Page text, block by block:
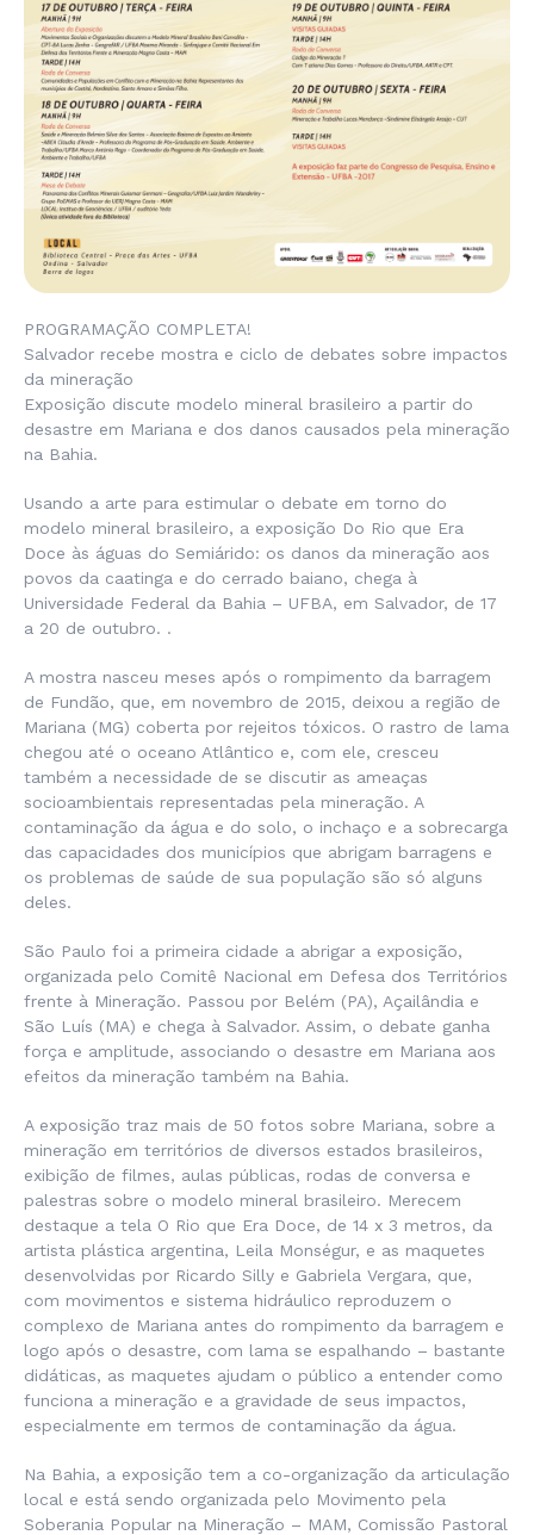
PROGRAMAÇÃO COMPLETA!
Salvador recebe mostra e ciclo de debates sobre impactos
da mineração
Exposição discute modelo mineral brasileiro a partir do
desastre em Mariana e dos danos causados pela mineração
na Bahia.
Usando a arte para estimular o debate em torno do
modelo mineral brasileiro, a exposição Do Rio que Era
Doce às águas do Semiárido: os danos da mineração aos
povos da caatinga e do cerrado baiano, chega à
Universidade Federal da Bahia – UFBA, em Salvador, de 17
a 20 de outubro. .
A mostra nasceu meses após o rompimento da barragem
de Fundão, que, em novembro de 2015, deixou a região de
Mariana (MG) coberta por rejeitos tóxicos. O rastro de lama
chegou até o oceano Atlântico e, com ele, cresceu
também a necessidade de se discutir as ameaças
socioambientais representadas pela mineração. A
contaminação da água e do solo, o inchaço e a sobrecarga
das capacidades dos municípios que abrigam barragens e
os problemas de saúde de sua população são só alguns
deles.
São Paulo foi a primeira cidade a abrigar a exposição,
organizada pelo Comitê Nacional em Defesa dos Territórios
frente à Mineração. Passou por Belém (PA), Açailândia e
São Luís (MA) e chega à Salvador. Assim, o debate ganha
força e amplitude, associando o desastre em Mariana aos
efeitos da mineração também na Bahia.
A exposição traz mais de 50 fotos sobre Mariana, sobre a
mineração em territórios de diversos estados brasileiros,
exibição de filmes, aulas públicas, rodas de conversa e
palestras sobre o modelo mineral brasileiro. Merecem
destaque a tela O Rio que Era Doce, de 14 x 3 metros, da
artista plástica argentina, Leila Monségur, e as maquetes
desenvolvidas por Ricardo Silly e Gabriela Vergara, que,
com movimentos e sistema hidráulico reproduzem o
complexo de Mariana antes do rompimento da barragem e
logo após o desastre, com lama se espalhando – bastante
didáticas, as maquetes ajudam o público a entender como
funciona a mineração e a gravidade de seus impactos,
especialmente em termos de contaminação da água.
Na Bahia, a exposição tem a co-organização da articulação
local e está sendo organizada pelo Movimento pela
Soberania Popular na Mineração – MAM, Comissão Pastoral